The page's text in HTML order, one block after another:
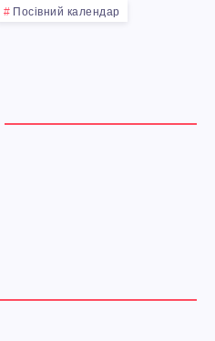
Посівний календар